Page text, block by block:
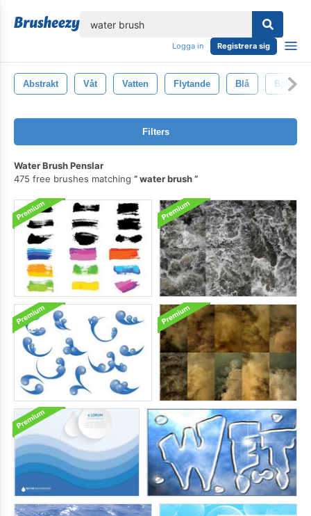
Logga in Registrera sig
Abstrakt Våt Vatten Flytande Blå
Filters
Water Brush Penslar
475 free brushes matching
water brush